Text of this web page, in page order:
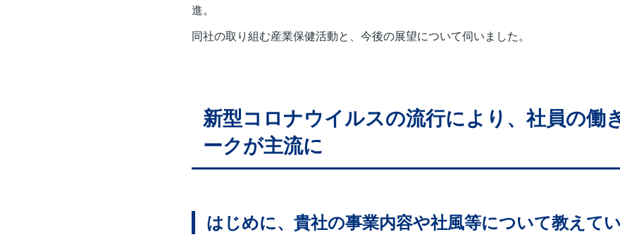
進。
同社の取り組む産業保健活動と、今後の展望について伺いました。
新型コロナウイルスの流行により、社員の働
ークが主流に
はじめに、貴社の事業内容や社風等について教えて